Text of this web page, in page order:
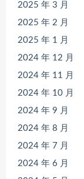
2025 年 3 月
2025 年 2 月
2025 年 1 月
2024 年 12 月
2024 年 11 月
2024 年 10 月
2024 年 9 月
2024 年 8 月
2024 年 7 月
2024 年 6 月